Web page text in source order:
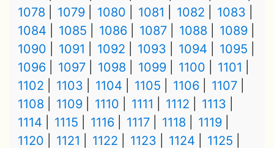
1078
1079 1080 1081 1082
1083
1084
1085 1086 1087 1088
1089
1090
1091 1092 1093 1094
1095
1096
1097 1098 1099 1100
1101
1102
1103 1104 1105 1106
1107
1108
1109 1110 1111 1112
1113
1114
1115 1116 1117 1118
1119
1120
1121 1122 1123 1124
1125